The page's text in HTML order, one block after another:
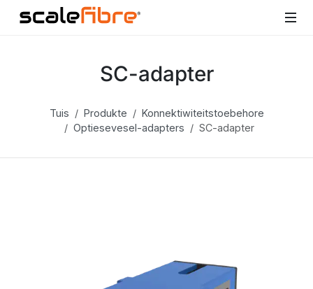
SC-adapter
Tuis Produkte
Konnektiwiteitstoebehore
Optiesevesel-adapters
SC-adapter